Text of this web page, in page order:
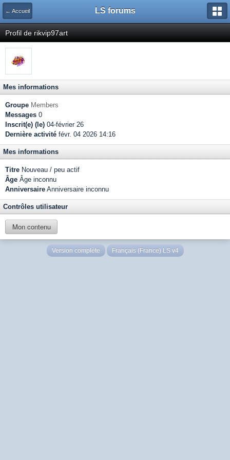
← Accueil LS forums
Profil de rikvip97art
Mes informations
Groupe Members
Messages 0
Inscrit(e) (le) 04-février 26
Dernière activité févr. 04 2026 14:16
Mes informations
Titre Nouveau / peu actif
Âge Âge inconnu
Anniversaire Anniversaire inconnu
Contrôles utilisateur
Mon contenu
Version complète Français (France) LS v4